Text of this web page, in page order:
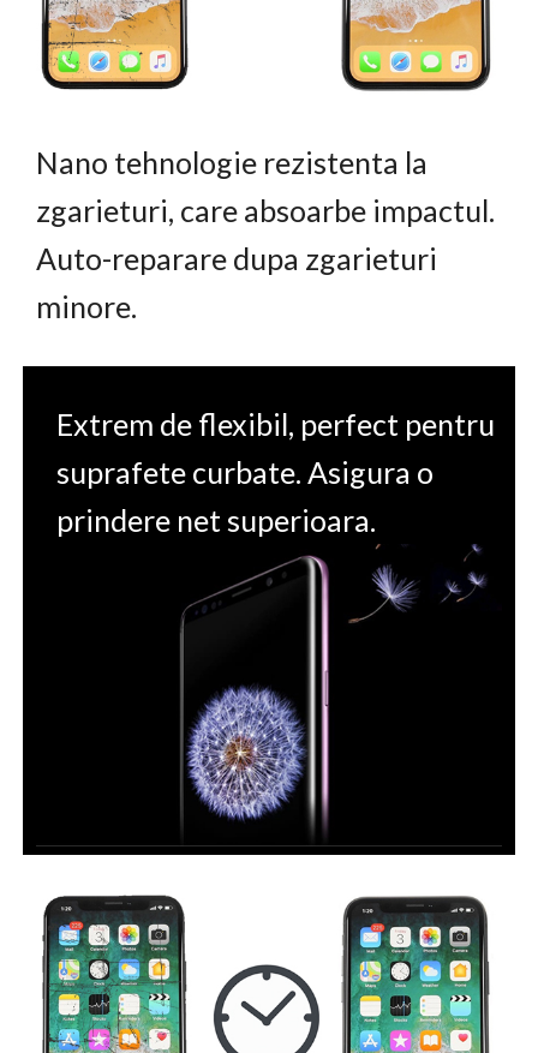
Nano tehnologie rezistenta la
zgarieturi, care absoarbe impactul.
Auto-reparare dupa zgarieturi
minore.
Extrem de flexibil, perfect pentru
suprafete curbate. Asigura o
prindere net superioara.